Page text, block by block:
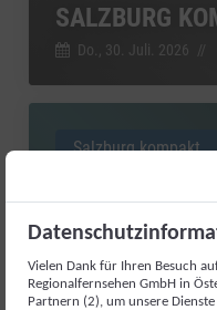
SALZBURG
Do., 30. Juli. 2026 //
Salzburg kompakt
Vielen Dank für Ihren Besuch
Regionalfernsehen GmbH in
Partnern (2), um unsere